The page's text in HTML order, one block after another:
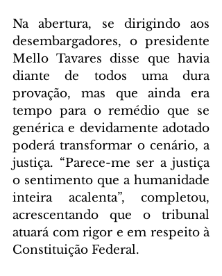
Na abertura, se dirigindo aos
desembargadores, o presidente
Mello Tavares disse que havia
diante de todos uma dura
provação, mas que ainda era
tempo para o remédio que se
genérica e devidamente adotado
poderá transformar o cenário, a
justiça. “Parece-me ser a justiça
o sentimento que a humanidade
inteira acalenta”, completou,
acrescentando que o tribunal
atuará com rigor e em respeito à
Constituição Federal.